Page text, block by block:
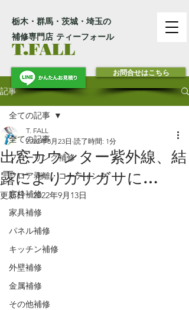
栃木・群馬・茨城・埼玉の
補修専門店 ティーフォール
T.FALL
お問合せはこちら
記事
全ての記事
フローリング補修
フロア剥離・コーティング
窓枠補修
家具補修
パネル補修
キッチン補修
外壁補修
金属補修
その他補修
全ての記事
出窓カウンター紫外線、結
露によりガサガサに…
T. FALL
2022年8月23日 読了時間: 1分
更新日：2022年9月13日